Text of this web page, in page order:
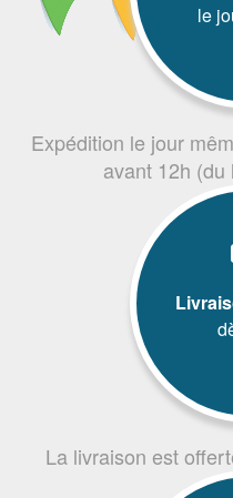
le
Expédition le jour
avant 12h
La livraison est